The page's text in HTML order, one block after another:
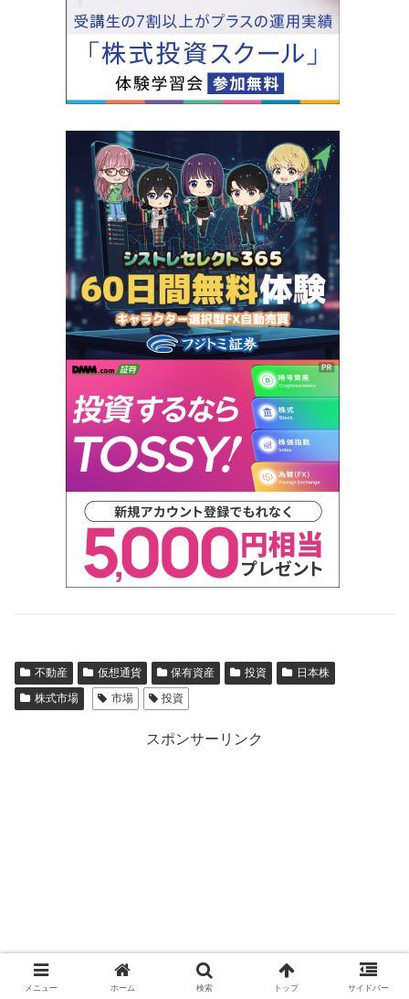
不動産 仮想通貨 保有資産 投資
日本株
株式市場
市場 投資
スポンサーリンク
メニュー ホーム 検索 トップ サイドバー